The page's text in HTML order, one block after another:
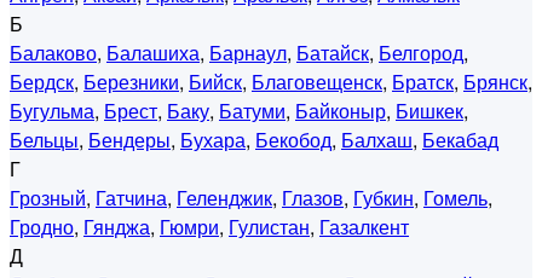
Б
Балаково, Балашиха, Барнаул, Батайск, Белгород,
Бердск, Березники, Бийск, Благовещенск, Братск, Брянск,
Бугульма, Брест, Баку, Батуми, Байконыр, Бишкек,
Бельцы, Бендеры, Бухара, Бекобод, Балхаш, Бекабад
Г
Грозный, Гатчина, Геленджик, Глазов, Губкин, Гомель,
Гродно, Гянджа, Гюмри, Гулистан, Газалкент
Д